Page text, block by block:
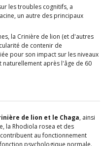
les troubles cognitifs, a
un autre des principaux
la Crinière de lion (et d'autres
de contenir de
pour son impact sur les niveaux
après l'âge de 60
de lion et le Chaga, ainsi
la Rhodiola rosea et des
au fonctionnement